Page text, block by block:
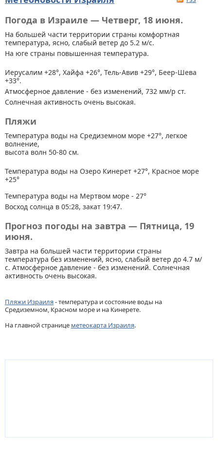
Погода в Израиле — Четверг, 18 июня.
На большей части территории страны комфортная
температура, ясно, слабый ветер до 5.2 м/с.
На юге страны повышенная температура.
Иерусалим +28°, Хайфа +26°, Тель-Авив +29°, Беер-Шева
+33°.
Атмосферное давление - без изменений, 732 мм/р ст.
Солнечная активность очень высокая.
Пляжи
Температура воды на Средиземном море +27°, легкое
волнение,
высота волн 50-80 см.
Температура воды на Озеро Кинерет +27°, Красное море
+25°
Температура воды на Мертвом море - 27°
Восход солнца в 05:28, закат 19:47.
Прогноз погоды на завтра — Пятница, 19
июня.
Завтра на большей части территории страны
температура без изменений, ясно, слабый ветер до 4.7 м/
с. Атмосферное давление - без изменений. Солнечная
активность очень высокая.
Пляжи Израиля- температура и состояние воды на
Средиземном, Красном море и на Кинерете.
На главной странице метеокарта Израиля.